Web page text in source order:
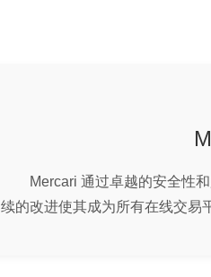
Mercari 通过卓越的安全性
续的改进使其成为所有在线交易